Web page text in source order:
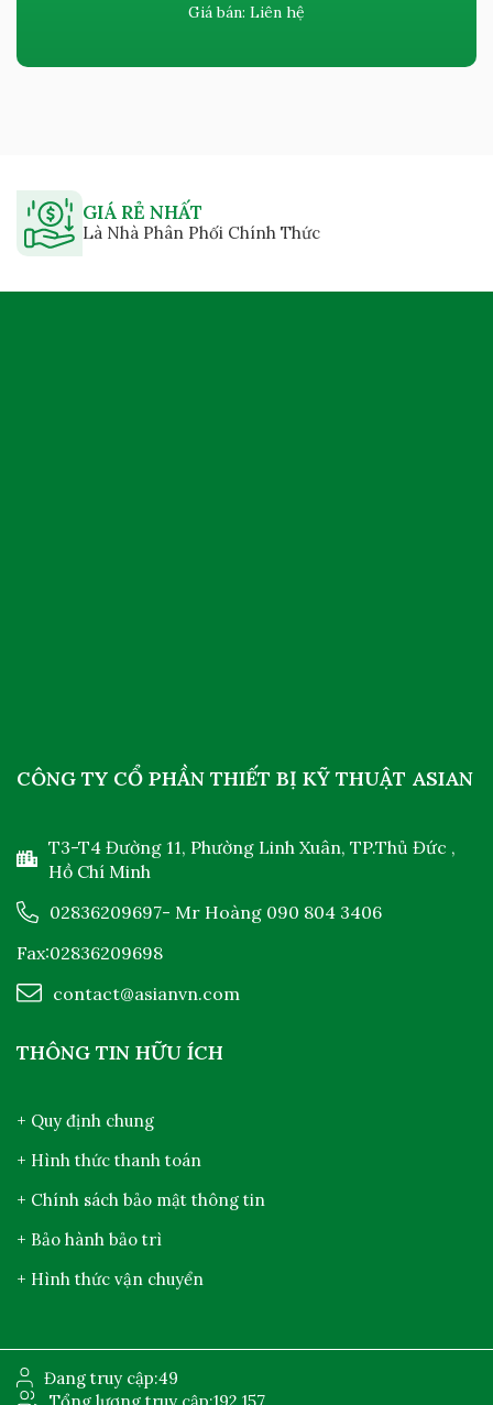
Giá bán: Liên hệ
GIÁ RẺ NHẤT
Là Nhà Phân Phối Chính Thức
CÔNG TY CỔ PHẦN THIẾT BỊ KỸ THUẬT ASIAN
T3-T4 Đường 11, Phường Linh Xuân, TP.Thủ Đức ,
Hồ Chí Minh
02836209697- Mr Hoàng 090 804 3406
Fax:02836209698
contact@asianvn.com
THÔNG TIN HỮU ÍCH
+ Quy định chung
+ Hình thức thanh toán
+ Chính sách bảo mật thông tin
+ Bảo hành bảo trì
+ Hình thức vận chuyển
Đang truy cập:49